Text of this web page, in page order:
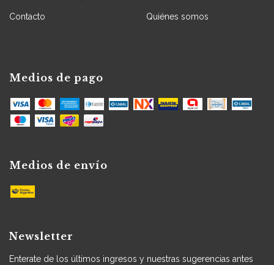
Contacto Quiénes somos
Medios de pago
Medios de envío
Newsletter
Enterate de los últimos ingresos y nuestras sugerencias antes